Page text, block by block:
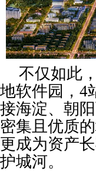
不仅如此
地软件园，4
接海淀、朝
密集且优质
更成为资产
护城河。